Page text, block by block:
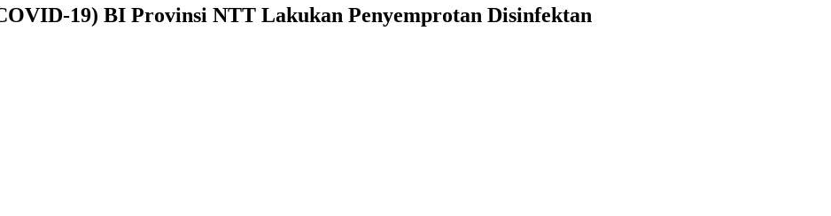
19) BI Provinsi NTT Lakukan Penyemprotan Disinfektan